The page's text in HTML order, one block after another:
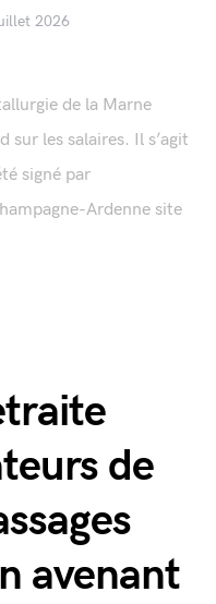
2026
de la Marne
sur les salaires. Il s’agit
signé par
Ardenne site
de
avenant